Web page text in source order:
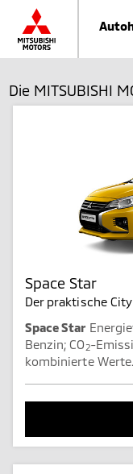
Die MITSUBISHI
Space Star
Der praktische
Space Star
Benzin; CO2-
kombinierte Werte.